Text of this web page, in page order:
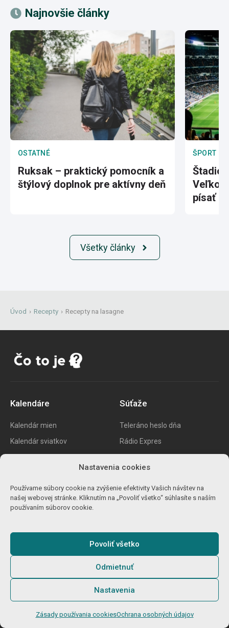
Nastavenia cookies
Používame súbory cookie na zvýšenie efektivity Vašich návštev na
našej webovej stránke. Kliknutím na „Povoliť všetko“ súhlasíte s naším
používaním súborov cookie.
Povoliť všetko
Odmietnuť
Nastavenia
Zásady používania cookiesOchrana osobných údajov
Najnovšie články
OSTATNÉ
Ruksak – praktický pomocník a
štýlový doplnok pre aktívny deň
ŠPORT
písať
Všetky články
Úvod › Recepty › Recepty na lasagne
Kalendáre
Kalendár mien
Kalendár sviatkov
Kedy sa mení čas
Súťaže
Teleráno heslo dňa
Rádio Expres
Shell súťaž
Zábava
Casino bonusy
Obchody
Zalando Lounge
Bila karta
Kaufland karta
Zaujímavosti
Najbohatší slováci Kde sledovať šport